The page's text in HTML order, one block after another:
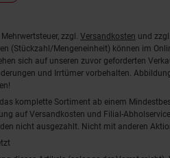
zzgl. Versandkosten und
(Stückzahl/Mengeneinheit) können im
sich auf unseren zuvor geforderten
und Irrtümer vorbehalten.
komplette Sortiment ab einem
auf Versandkosten und Filial-
nicht ausgezahlt. Nicht mit anderen